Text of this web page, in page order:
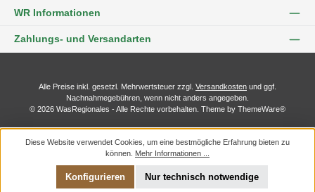
WR Informationen
Zahlungs- und Versandarten
Alle Preise inkl. gesetzl. Mehrwertsteuer zzgl. Versandkosten und ggf.
Nachnahmegebühren, wenn nicht anders angegeben.
© 2026 WasRegionales - Alle Rechte vorbehalten. Theme by ThemeWare®
Diese Website verwendet Cookies, um eine bestmögliche Erfahrung bieten zu
können. Mehr Informationen ...
Nur technisch notwendige
Konfigurieren